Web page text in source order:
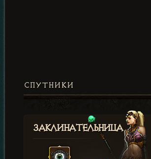
СПУТНИКИ
Заклинательница